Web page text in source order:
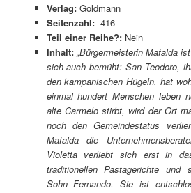
Verlag: Goldmann
Seitenzahl:416
Teil einer Reihe?:Nein
Inhalt: „Bürgermeisterin Mafalda
sich auch bemüht: San Teodoro,
den kampanischen Hügeln, hat
einmal hundert Menschen leben
alte Carmelo stirbt, wird der Ort
noch den Gemeindestatus
Mafalda die
Violetta verliebt sich erst in
traditionellen Pastagerichte und
Sohn Fernando. Sie ist